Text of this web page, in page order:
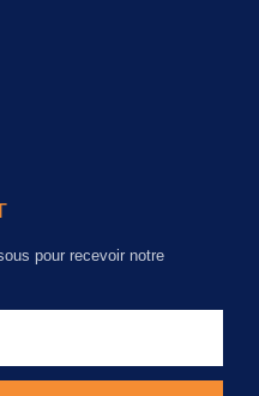
pour recevoir notre